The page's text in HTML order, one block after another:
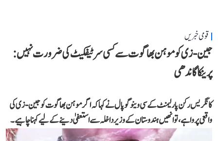
قومی خبریں
جین-زی کو موہن بھاگوت سے کسی سرٹیفکیٹ کی ضرورت نہیں:
پرینکا گاندھی
کانگریس رکن پارلیمنٹ کے سی وینوگوپال نے کہا کہ اگر موہن بھاگوت کو جین-زی کی
واقعی پروا ہے، تو انھیں ہندوستان کے وزیر داخلہ سے استعفیٰ دینے کے لیے کہنا چاہیے۔